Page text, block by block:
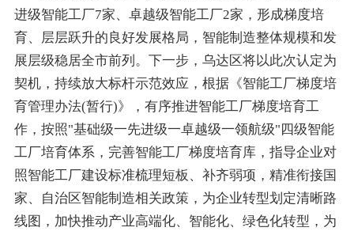
进级智能工厂7家、卓越级智能工厂2家，形成梯度培
育、层层跃升的良好发展格局，智能制造整体规模和发
展层级稳居全市前列。下一步，乌达区将以此次认定为
契机，持续放大标杆示范效应， 根据《智能工厂梯度培
育管理办法(暂行)》，有序推进智能工厂梯度培育工
作，按照"基础级一先进级一卓越级一领航级"四级智能
工厂培育体系，完善智能工厂梯度培育库，指导企业对
照智能工厂建设标准梳理短板、补齐弱项，精准衔接国
家、自治区智能制造相关政策，为企业转型划定清晰路
线图， 加快推动产业高端化、智能化、绿色化转型，为